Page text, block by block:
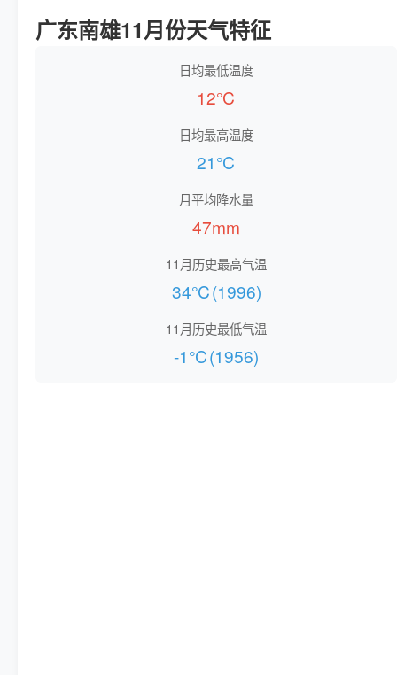
广东南雄11月份天气特征
日均最低温度
12℃
日均最高温度
21℃
月平均降水量
47mm
11月历史最高气温
34℃(1996)
11月历史最低气温
-1℃(1956)